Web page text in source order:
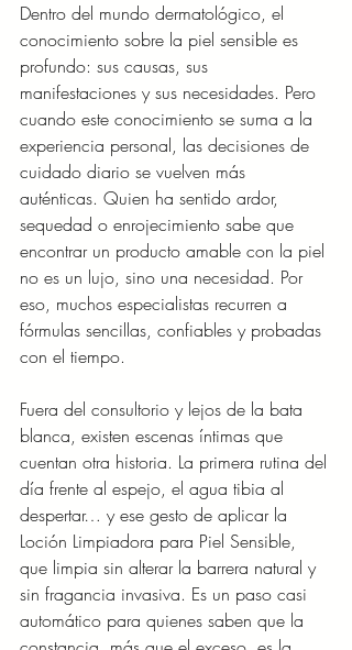
Dentro del mundo dermatológico, el
conocimiento sobre la piel sensible es
profundo: sus causas, sus
manifestaciones y sus necesidades. Pero
cuando este conocimiento se suma a la
experiencia personal, las decisiones de
cuidado diario se vuelven más
auténticas. Quien ha sentido ardor,
sequedad o enrojecimiento sabe que
encontrar un producto amable con la piel
no es un lujo, sino una necesidad. Por
eso, muchos especialistas recurren a
fórmulas sencillas, confiables y probadas
con el tiempo.
Fuera del consultorio y lejos de la bata
blanca, existen escenas íntimas que
cuentan otra historia. La primera rutina del
día frente al espejo, el agua tibia al
despertar… y ese gesto de aplicar la
Loción Limpiadora para Piel Sensible,
que limpia sin alterar la barrera natural y
sin fragancia invasiva. Es un paso casi
automático para quienes saben que la